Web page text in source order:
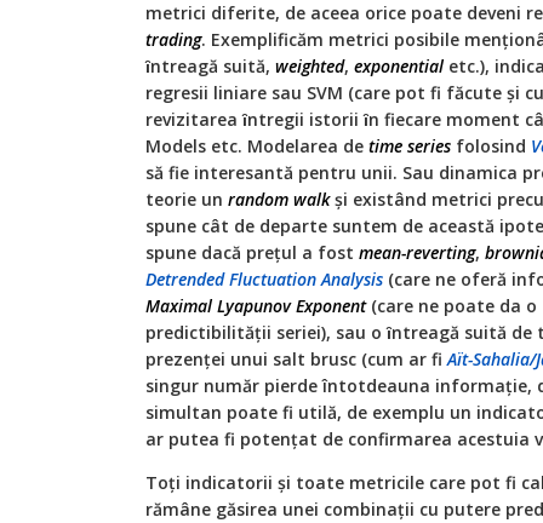
metrici diferite, de aceea orice poate deveni
trading. Exemplificăm metrici posibile
ȋntreagă suită, weighted, exponential etc.),
regresii liniare sau SVM (care pot fi făcute şi
revizitarea ȋntregii istorii ȋn fiecare moment
Models etc. Modelarea de time series folosind
să fie interesantă pentru unii. Sau dinamica
teorie un random walkşi existând metrici
spune cât de departe suntem de această
spune dacă preţul a fost mean-reverting,
Detrended Fluctuation Analysis (care ne oferă
Maximal Lyapunov Exponent(care ne poate da o
predictibilităţii seriei), sau o ȋntreagă suită
prezenţei unui salt brusc (cum ar fiAït-Sahalia/
singur număr pierde întotdeauna informaţie,
simultan poate fi utilă, de exemplu un
ar putea fi potenţat de confirmarea acestuia
Toţi indicatorii şi toate metricile care pot fi
rămâne găsirea unei combinaţii cu putere